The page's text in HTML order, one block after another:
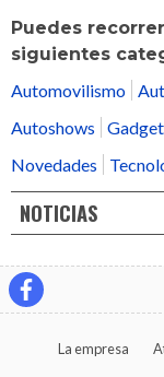
Puedes
siguientes
Automovilismo
Autoshows
Novedades
NOTICIAS
La empresa